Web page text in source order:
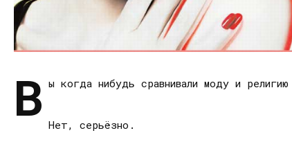
В ы когда нибудь сравнивали моду и религию
Нет, серьёзно.